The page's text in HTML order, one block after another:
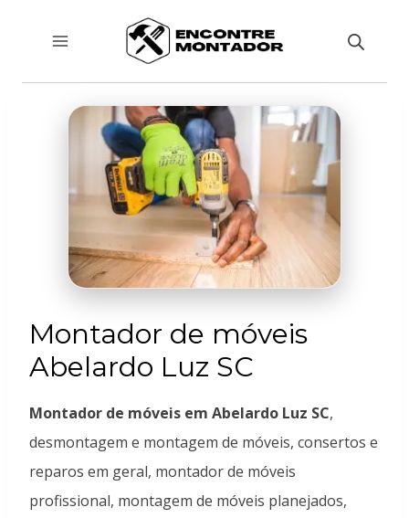
Montador de móveis
Abelardo Luz SC
Montador de móveis em Abelardo Luz SC,
desmontagem e montagem de móveis, consertos e
reparos em geral, montador de móveis
profissional, montagem de móveis planejados,